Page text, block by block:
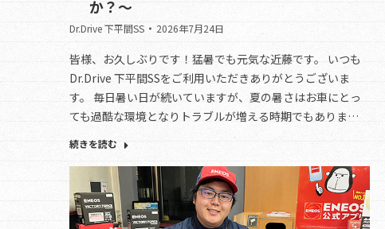
か？～
Dr.Drive 下平間SS 2026年7月24日
皆様、お久しぶりです！猛暑でも元気な近藤です。 いつも
Dr.Drive 下平間SSをご利用いただきありがとうございま
す。 毎日暑い日が続いていますが、夏の暑さはお車にとっ
ても過酷な環境となりトラブルが増える時期でもありま…
続きを読む